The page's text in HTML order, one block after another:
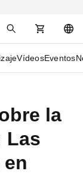
VídeosEventos
la
Las